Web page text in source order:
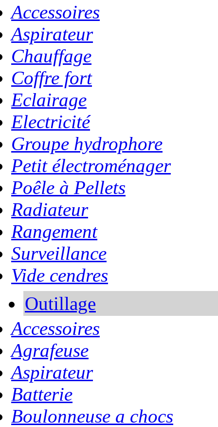
Accessoires
Aspirateur
Chauffage
Coffre fort
Eclairage
Electricité
Groupe hydrophore
Petit électroménager
Poêle à Pellets
Radiateur
Rangement
Surveillance
Vide cendres
Outillage
Accessoires
Agrafeuse
Aspirateur
Batterie
Boulonneuse a chocs